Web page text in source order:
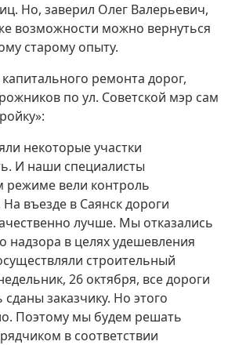
Но, заверил Олег Валерьевич,
возможности можно вернуться
старому опыту.
капитального ремонта дорог,
по ул. Советской мэр сам
некоторые участки
И наши специалисты
режиме вели контроль
въезде в Саянск дороги
лучше. Мы отказались
надзора в целях удешевления
строительный
26 октября, все дороги
заказчику. Но этого
Поэтому мы будем решать
в соответствии